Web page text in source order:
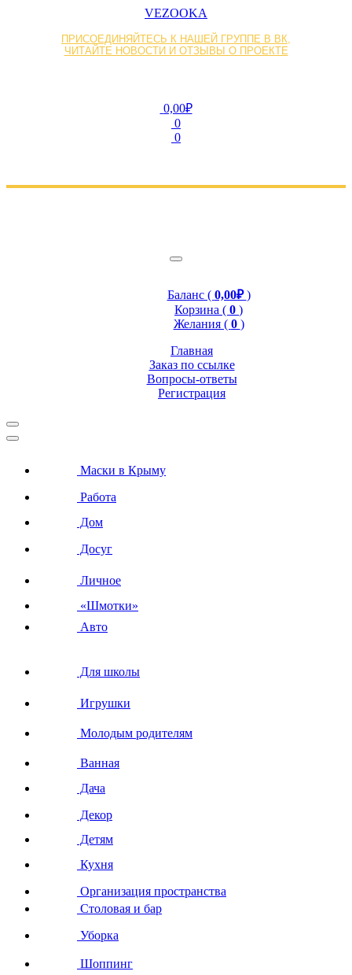
VEZOOKA
ПРИСОЕДИНЯЙТЕСЬ К НАШЕЙ ГРУППЕ В ВК,
ЧИТАЙТЕ НОВОСТИ И ОТЗЫВЫ О ПРОЕКТЕ
0,00₽
0
0
Баланс ( 0,00₽)
Корзина ( 0 )
Желания ( 0 )
Главная
Заказ по ссылке
Вопросы-ответы
Регистрация
Маски в Крыму
Работа
Дом
Досуг
Личное
«Шмотки»
Авто
Для школы
Игрушки
Молодым родителям
Ванная
Дача
Декор
Детям
Кухня
Организация пространства
Столовая и бар
Уборка
Шоппинг